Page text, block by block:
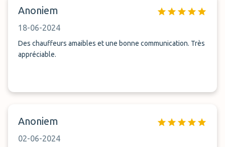
Anoniem
18-06-2024
Des chauffeurs amaibles et une bonne communication. Très
appréciable.
Anoniem
02-06-2024